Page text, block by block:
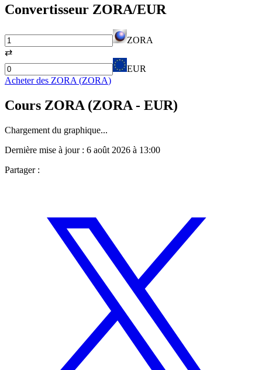
Convertisseur ZORA/EUR
ZORA
⇄
EUR
Acheter des ZORA (ZORA)
Cours ZORA (ZORA - EUR)
Chargement du graphique...
Dernière mise à jour : 6 août 2026 à 13:00
Partager :